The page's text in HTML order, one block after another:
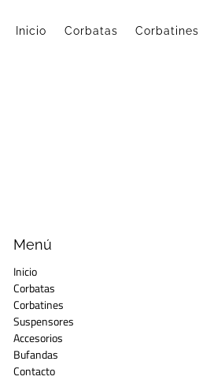
Inicio Corbatas Corbatines
Menú
Inicio
Corbatas
Corbatines
Suspensores
Accesorios
Bufandas
Contacto